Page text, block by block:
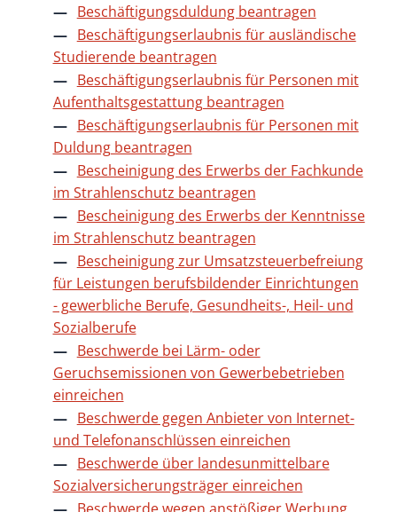
Beschäftigungsduldung beantragen
Beschäftigungserlaubnis für ausländische
Studierende beantragen
Beschäftigungserlaubnis für Personen mit
Aufenthaltsgestattung beantragen
Beschäftigungserlaubnis für Personen mit
Duldung beantragen
Bescheinigung des Erwerbs der Fachkunde
im Strahlenschutz beantragen
Bescheinigung des Erwerbs der Kenntnisse
im Strahlenschutz beantragen
Bescheinigung zur Umsatzsteuerbefreiung
für Leistungen berufsbildender Einrichtungen
- gewerbliche Berufe, Gesundheits-, Heil- und
Sozialberufe
Beschwerde bei Lärm- oder
Geruchsemissionen von Gewerbebetrieben
einreichen
Beschwerde gegen Anbieter von Internet-
und Telefonanschlüssen einreichen
Beschwerde über landesunmittelbare
Sozialversicherungsträger einreichen